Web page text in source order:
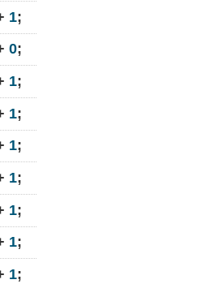
1;
0;
1;
1;
1;
1;
1;
1;
1;